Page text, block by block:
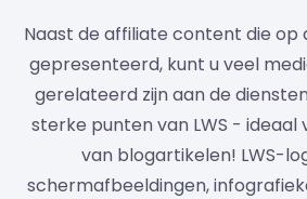
Naast de affiliate content die op
gepresenteerd, kunt u veel
gerelateerd zijn aan de
sterke punten van LWS - ideaal
van blogartikelen! LWS-
schermafbeeldingen,